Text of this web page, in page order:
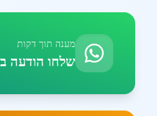
מענה תוך דקות
שלחו הודעה